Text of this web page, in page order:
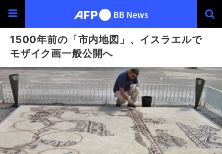
1500年前の「市内地図」、イスラエルで
モザイク画一般公開へ